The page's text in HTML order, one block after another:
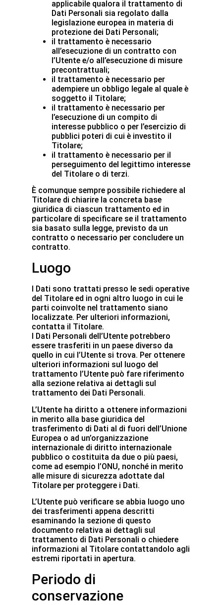
applicabile qualora il trattamento di
Dati Personali sia regolato dalla
legislazione europea in materia di
protezione dei Dati Personali;
il trattamento è necessario
all’esecuzione di un contratto con
l’Utente e/o all’esecuzione di misure
precontrattuali;
il trattamento è necessario per
adempiere un obbligo legale al quale è
soggetto il Titolare;
il trattamento è necessario per
l’esecuzione di un compito di
interesse pubblico o per l’esercizio di
pubblici poteri di cui è investito il
Titolare;
il trattamento è necessario per il
perseguimento del legittimo interesse
del Titolare o di terzi.
È comunque sempre possibile richiedere al
Titolare di chiarire la concreta base
giuridica di ciascun trattamento ed in
particolare di specificare se il trattamento
sia basato sulla legge, previsto da un
contratto o necessario per concludere un
contratto.
Luogo
I Dati sono trattati presso le sedi operative
del Titolare ed in ogni altro luogo in cui le
parti coinvolte nel trattamento siano
localizzate. Per ulteriori informazioni,
contatta il Titolare.
I Dati Personali dell’Utente potrebbero
essere trasferiti in un paese diverso da
quello in cui l’Utente si trova. Per ottenere
ulteriori informazioni sul luogo del
trattamento l’Utente può fare riferimento
alla sezione relativa ai dettagli sul
trattamento dei Dati Personali.
L’Utente ha diritto a ottenere informazioni
in merito alla base giuridica del
trasferimento di Dati al di fuori dell’Unione
Europea o ad un’organizzazione
internazionale di diritto internazionale
pubblico o costituita da due o più paesi,
come ad esempio l’ONU, nonché in merito
alle misure di sicurezza adottate dal
Titolare per proteggere i Dati.
L’Utente può verificare se abbia luogo uno
dei trasferimenti appena descritti
esaminando la sezione di questo
documento relativa ai dettagli sul
trattamento di Dati Personali o chiedere
informazioni al Titolare contattandolo agli
estremi riportati in apertura.
Periodo di
conservazione